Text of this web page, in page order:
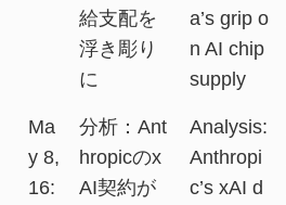
給支配を
浮き彫り
に
a’s grip o
n AI chip
supply
Ma
y 8,
16:
分析：Ant
hropicのx
AI契約が
Analysis:
Anthropi
c’s xAI d